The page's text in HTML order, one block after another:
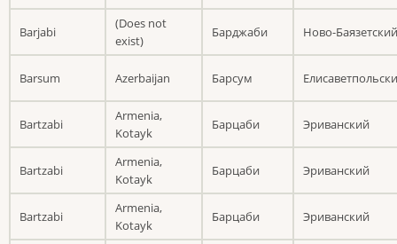
Barjabi
(Does not
exist)
Барджаби Ново-Баязетский
Barsum Azerbaijan Барсум
Bartzabi
Armenia,
Kotayk
Барцаби Эриванский
Bartzabi
Armenia,
Kotayk
Барцаби Эриванский
Bartzabi
Armenia,
Kotayk
Барцаби Эриванский